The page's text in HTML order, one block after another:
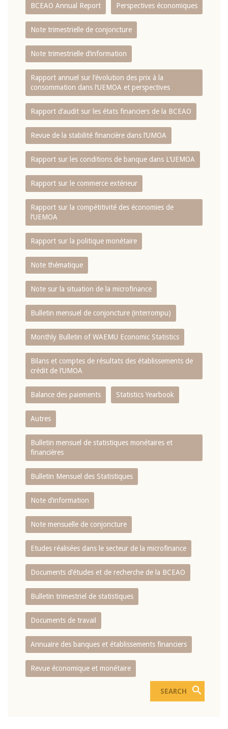
BCEAO Annual Report Perspectives économiques
Note trimestrielle de conjoncture
Note trimestrielle d‘information
Rapport annuel sur l‘évolution des prix à la
consommation dans l‘UEMOA et perspectives
Rapport d‘audit sur les états financiers de la BCEAO
Revue de la stabilité financière dans l‘UMOA
Rapport sur les conditions de banque dans L‘UEMOA
Rapport sur le commerce extérieur
Rapport sur la compétitivité des économies de
l‘UEMOA
Rapport sur la politique monétaire
Note thématique
Note sur la situation de la microfinance
Bulletin mensuel de conjoncture (interrompu)
Monthly Bulletin of WAEMU Economic Statistics
Bilans et comptes de résultats des établissements de
crédit de l‘UMOA
Balance des paiements Statistics Yearbook
Autres
Bulletin mensuel de statistiques monétaires et
financières
Bulletin Mensuel des Statistiques
Note d’information
Note mensuelle de conjoncture
Etudes réalisées dans le secteur de la microfinance
Documents d’études et de recherche de la BCEAO
Bulletin trimestriel de statistiques
Documents de travail
Annuaire des banques et établissements financiers
Revue économique et monétaire